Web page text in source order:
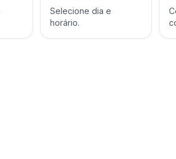
Selecione dia e
horário.